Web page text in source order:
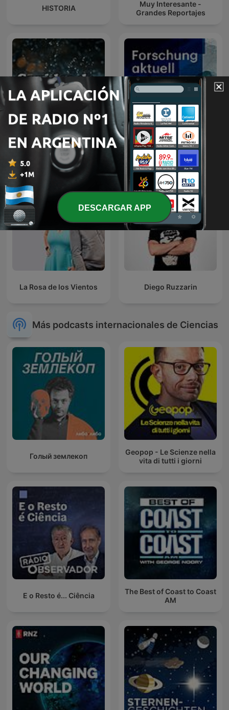
HISTORIA
Muy Interesante -
Grandes Reportajes
Sonidos de Lluvia Forschung aktuell
La Rosa de los Vientos Diego Ruzzarin
Más podcasts internacionales de Ciencias
Голый землекоп
Geopop - Le Scienze nella
vita di tutti i giorni
E o Resto é... Ciência
The Best of Coast to Coast
AM
DESCARGAR APP